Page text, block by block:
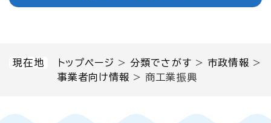
現在地 トップページ >分類でさがす >市政情報 >
事業者向け情報 >商工業振興